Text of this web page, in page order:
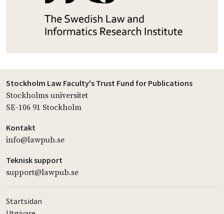
Stockholm Law Faculty's Trust Fund for Publications
Stockholms universitet
SE-106 91 Stockholm
Kontakt
info@lawpub.se
Teknisk support
support@lawpub.se
Startsidan